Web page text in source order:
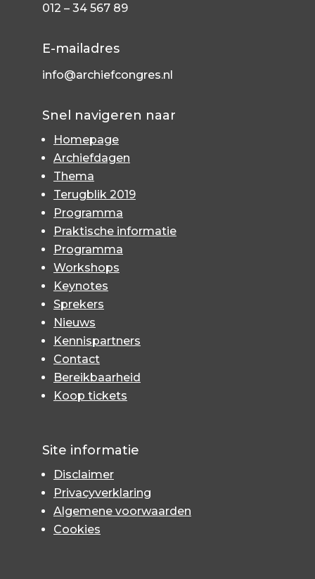
012 – 34 567 89
E-mailadres
info@archiefcongres.nl
Snel navigeren naar
Homepage
Archiefdagen
Thema
Terugblik 2019
Programma
Praktische informatie
Programma
Workshops
Keynotes
Sprekers
Nieuws
Kennispartners
Contact
Bereikbaarheid
Koop tickets
Site informatie
Disclaimer
Privacyverklaring
Algemene voorwaarden
Cookies